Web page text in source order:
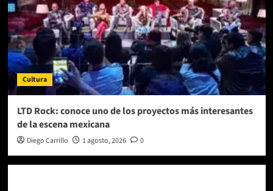
Cultura
LTD Rock: conoce uno de los proyectos más interesantes
de la escena mexicana
Diego Carrillo 1 agosto, 2026 0